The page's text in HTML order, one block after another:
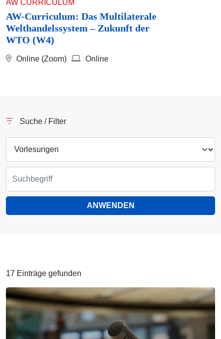
AW CURRICULUM
AW-Curriculum: Das Multilaterale
Welthandelssystem – Zukunft der
WTO (W4)
Online (Zoom) Online
Suche / Filter
ANWENDEN
17 Einträge gefunden